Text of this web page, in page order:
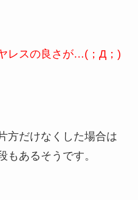
レスの良さが…(；Д；)
方だけなくした場合は
もあるそうです。